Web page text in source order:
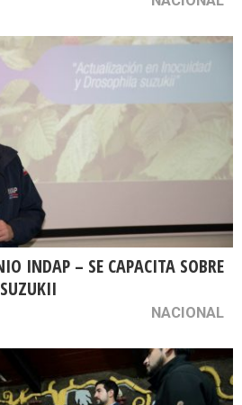
INDAP – SE CAPACITA SOBRE
NACIONAL